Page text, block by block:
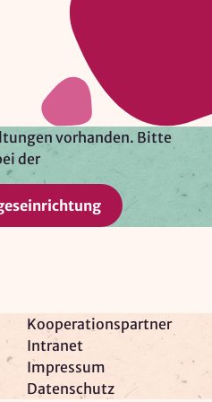
vorhanden. Bitte
der
Zur Startseite
Kooperationspartner
Intranet
Impressum
Datenschutz
6 Abs. 1 lit. f DSGVO
möglich
B. für Karten von Mapbox,